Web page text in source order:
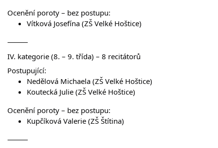
Ocenění poroty – bez postupu:
Vítková Josefína (ZŠ Velké Hoštice)
⸻
IV. kategorie (8. – 9. třída) – 8 recitátorů
Postupující:
Nedělová Michaela (ZŠ Velké Hoštice)
Koutecká Julie (ZŠ Velké Hoštice)
Ocenění poroty – bez postupu:
Kupčíková Valerie (ZŠ Štítina)
⸻